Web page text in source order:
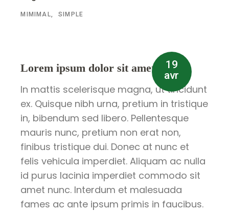
MIMIMAL SIMPLE
19
avr
Lorem ipsum dolor sit amet enim
In mattis scelerisque magna, ut tincidunt
ex. Quisque nibh urna, pretium in tristique
in, bibendum sed libero. Pellentesque
mauris nunc, pretium non erat non,
finibus tristique dui. Donec at nunc et
felis vehicula imperdiet. Aliquam ac nulla
id purus lacinia imperdiet commodo sit
amet nunc. Interdum et malesuada
fames ac ante ipsum primis in faucibus.